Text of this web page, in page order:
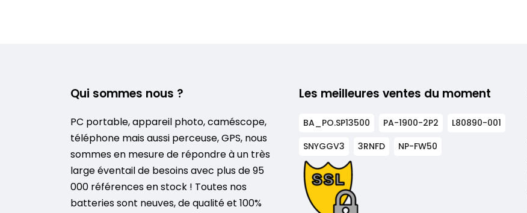
Qui sommes nous ?
PC portable, appareil photo, caméscope,
téléphone mais aussi perceuse, GPS, nous
sommes en mesure de répondre à un très
large éventail de besoins avec plus de 95
000 références en stock ! Toutes nos
batteries sont neuves, de qualité et 100%
Les meilleures ventes du moment
BA_PO.SP13500 PA-1900-2P2
L80890-001
SNYGGV3
3RNFD NP-FW50